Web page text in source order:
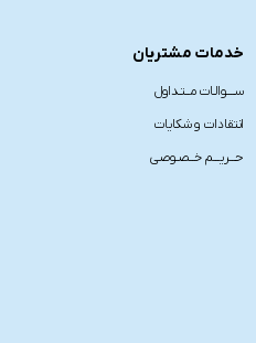
خدمات مشتریان
ســــوالـات مــتـداول
انتقادات و شکایات
حـــریـــم خــصـوصی